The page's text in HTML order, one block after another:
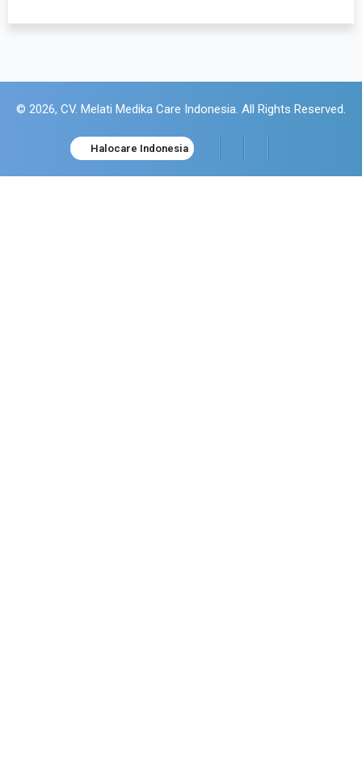
© 2026, CV. Melati Medika Care Indonesia. All Rights Reserved.
Halocare Indonesia